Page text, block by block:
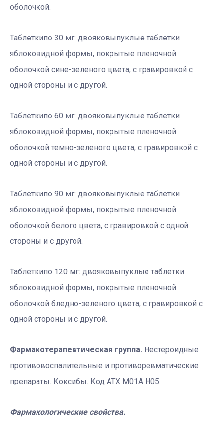
оболочкой.
Таблеткипо 30 мг: двояковыпуклые таблетки
яблоковидной формы, покрытые пленочной
оболочкой сине-зеленого цвета, с гравировкой с
одной стороны и с другой.
Таблеткипо 60 мг: двояковыпуклые таблетки
яблоковидной формы, покрытые пленочной
оболочкой темно-зеленого цвета, с гравировкой с
одной стороны и с другой.
Таблеткипо 90 мг: двояковыпуклые таблетки
яблоковидной формы, покрытые пленочной
оболочкой белого цвета, с гравировкой с одной
стороны и с другой.
Таблеткипо 120 мг: двояковыпуклые таблетки
яблоковидной формы, покрытые пленочной
оболочкой бледно-зеленого цвета, с гравировкой с
одной стороны и с другой.
Фармакотерапевтическая группа. Нестероидные
противовоспалительные и противоревматические
препараты. Коксибы. Код АТХ M01A H05.
Фармакологические свойства.